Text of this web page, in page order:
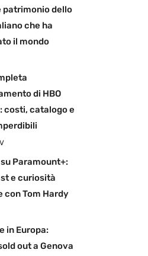
patrimonio dello
che ha
il mondo
di HBO
costi, catalogo e
Paramount+:
e curiosità
con Tom Hardy
in Europa:
out a Genova